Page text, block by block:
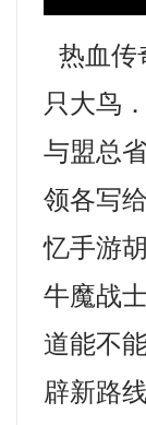
热血传
只大鸟
与盟总
领各写
忆手游
牛魔战
道能不
辟新路